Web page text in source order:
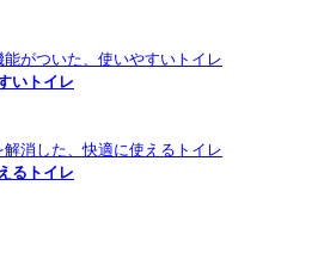
いトイレ
るトイレ